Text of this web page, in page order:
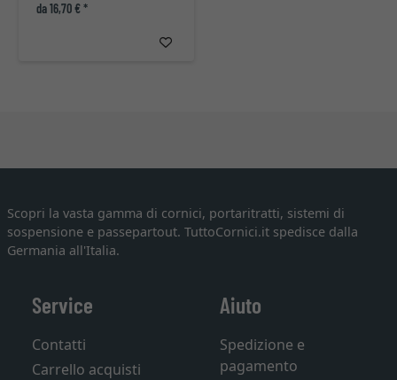
da 16,70 € *
Scopri la vasta gamma di cornici, portaritratti, sistemi di
sospensione e passepartout. TuttoCornici.it spedisce dalla
Germania all'Italia.
Service
Contatti
Carrello acquisti
Aiuto
Spedizione e
pagamento